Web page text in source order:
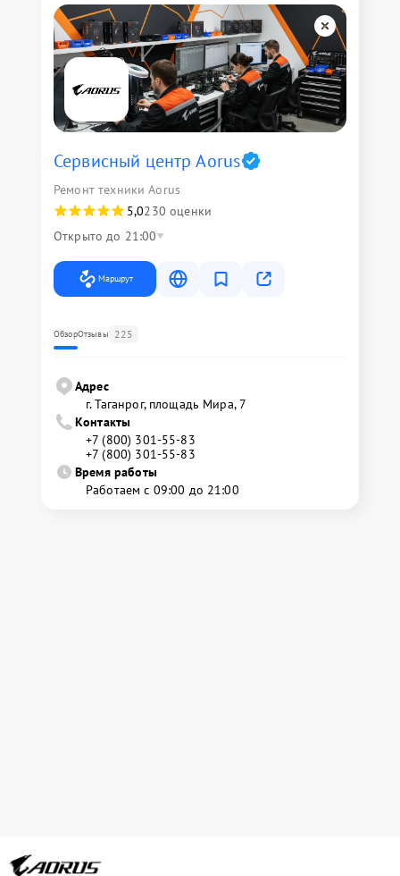
Сервисный центр Aorus
Ремонт техники Aorus
5,0230 оценки
Открыто до 21:00
Маршрут
ОбзорОтзывы 225
Адрес
г. Таганрог, площадь Мира, 7
Контакты
+7 (800) 301-55-83
+7 (800) 301-55-83
Время работы
Работаем с 09:00 до 21:00